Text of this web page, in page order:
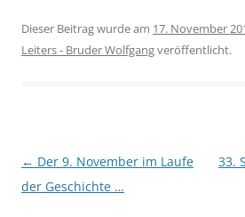
Dieser Beitrag wurde am 17. November
Leiters - Bruder Wolfgangveröffentlicht.
Beitragsnavigation
← Der 9. November im Laufe
der Geschichte …
33.